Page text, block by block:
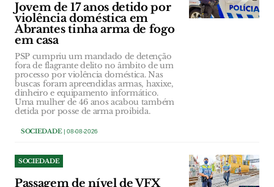
Jovem de 17 anos detido por
violência doméstica em
Abrantes tinha arma de fogo
em casa
PSP cumpriu um mandado de detenção
fora de flagrante delito no âmbito de um
processo por violência doméstica. Nas
buscas foram apreendidas armas, haxixe,
dinheiro e equipamento informático.
Uma mulher de 46 anos acabou também
detida por posse de arma proibida.
SOCIEDADE| 08-08-2026
SOCIEDADE
Passagem de nível de VFX